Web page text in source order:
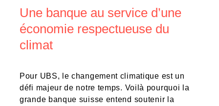
Une banque au service d’une
économie respectueuse du
climat
Pour UBS, le changement climatique est un
défi majeur de notre temps. Voilà pourquoi la
grande banque suisse entend soutenir la